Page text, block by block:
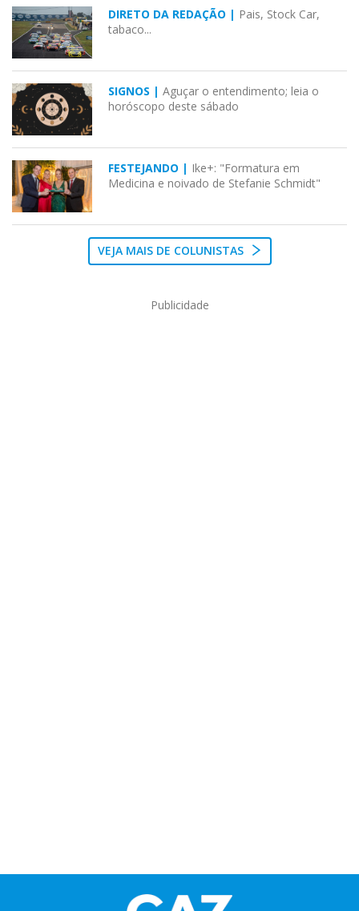
DIRETO DA REDAÇÃO | Pais, Stock Car,
tabaco...
SIGNOS | Aguçar o entendimento; leia o
horóscopo deste sábado
FESTEJANDO | Ike+: "Formatura em
Medicina e noivado de Stefanie Schmidt"
VEJA MAIS DE COLUNISTAS
Publicidade